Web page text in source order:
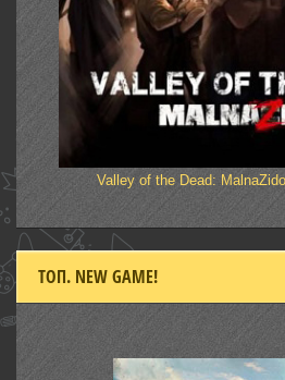
Valley of the Dead:
ТОП. NEW GAME!